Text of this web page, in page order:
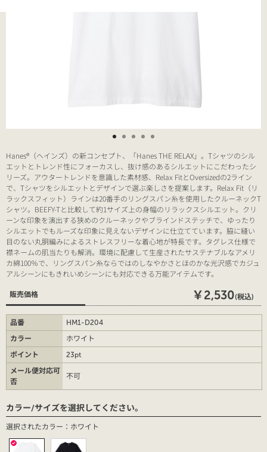
Hanes®（ヘインズ）の新コンセプト、「Hanes THE RELAX」。Tシャツのシル
エットとトレンド性にフォーカスし、抜け感のあるシルエットにこだわったシ
リーズ。アウタートレンドを意識した素材感、Relax FitとOversizedの2ライン
で、Tシャツをシルエットとデザインで選ぶ楽しさを提案します。Relax Fit（リ
ラックスフィット）ラインは20番手のリングスパン糸を使用したクルーネックT
シャツ。BEEFY-Tと比較して約1サイズ上の身幅のリラックスシルエット。クリ
ーンな印象を演出する狭めのクルーネックやブラインドステッチで、ゆったり
シルエットでもルーズな印象に見えないデザインに仕立てています。脇に縫い
目のない丸胴編みによるストレスフリーな着心地が特長です。タグレス仕様で
襟ネームの肌当たりも解消。環境に配慮して生産されたサステナブルなアメリ
カ綿100％で、リングスパン糸ならではのしなやかさとほのかな光沢感でカジュ
アルシーンにもきれいめシーンにも対応できる万能アイテムです。
販売価格 ￥2,530(税込)
品番
HM1-D204
カラー
ホワイト
ポイント
23pt
メール便対応可
否
不可
カラー/サイズを選択してください。
選択されたカラー：ホワイト